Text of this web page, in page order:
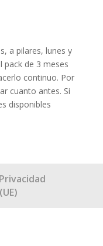
a pilares, lunes y
pack de 3 meses
continuo. Por
cuanto antes. Si
disponibles